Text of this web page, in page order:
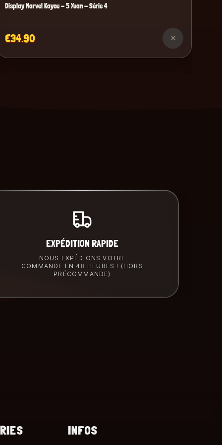
Display Marvel Kayou - 5 Yuan - Série 4
€34.90 ×
EXPÉDITION RAPIDE
NOUS EXPÉDIONS VOTRE
COMMANDE EN 48 HEURES ! (HORS
PRÉCOMMANDE)
INFOS